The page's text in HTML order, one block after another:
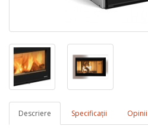
Descriere Specificaţii